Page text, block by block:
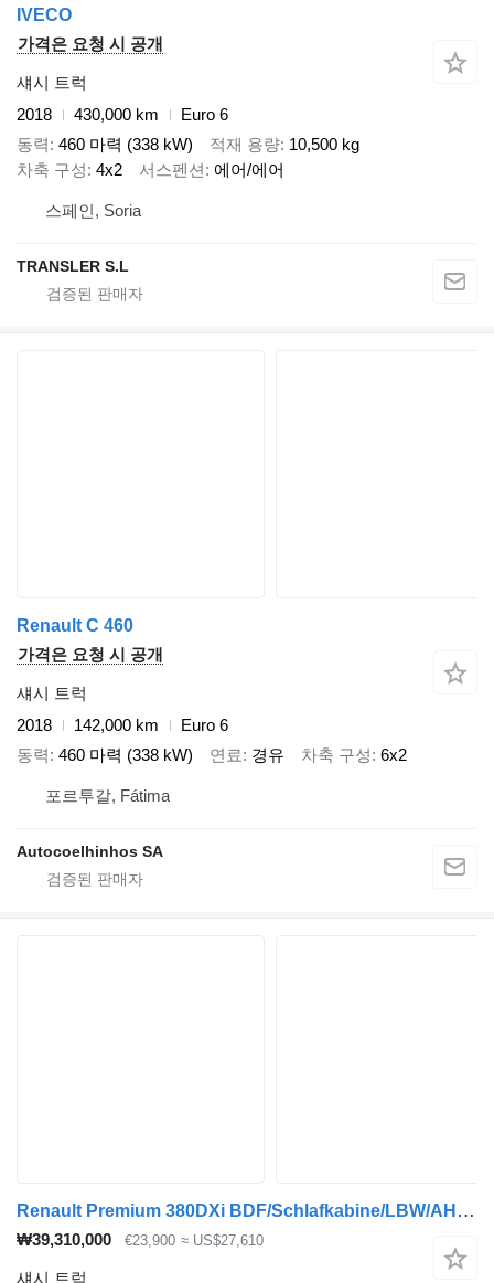
IVECO
가격은 요청 시 공개
섀시 트럭
2018
430,000 km
Euro 6
동력 460 마력 (338 kW) 적재 용량 10,500 kg
차축 구성 4x2 서스펜션 에어/에어
스페인, Soria
TRANSLER S.L
Renault C 460
가격은 요청 시 공개
섀시 트럭
2018
142,000 km
Euro 6
동력 460 마력 (338 kW) 연료 경유 차축 구성 6x2
포르투갈, Fátima
Autocoelhinhos SA
Renault Premium 380DXi BDF/Schlafkabine/LBW/AHK/298 TKm
₩39,310,000 €23,900 ≈ US$27,610
섀시 트럭